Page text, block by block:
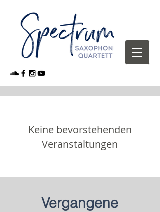
Keine bevorstehenden
Veranstaltungen
Vergangene